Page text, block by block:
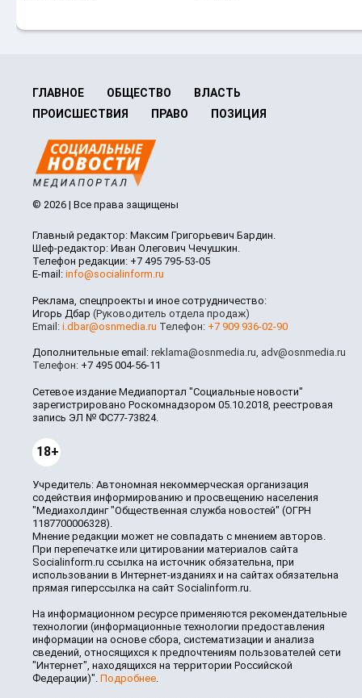
ГЛАВНОЕ ОБЩЕСТВО
ВЛАСТЬ
ПРОИСШЕСТВИЯ
ПРАВО ПОЗИЦИЯ
© 2026 | Все права защищены
Главный редактор: Максим Григорьевич Бардин.
Шеф-редактор: Иван Олегович Чечушкин.
Телефон редакции: +7 495 795-53-05
E-mail: info@socialinform.ru
Реклама, спецпроекты и иное сотрудничество:
Игорь Дбар (Руководитель отдела продаж)
Email: i.dbar@osnmedia.ru Телефон: +7 909 936-02-90
Дополнительные email: reklama@osnmedia.ru, adv@osnmedia.ru
Телефон: +7 495 004-56-11
Сетевое издание Медиапортал "Социальные новости"
зарегистрировано Роскомнадзором 05.10.2018, реестровая
запись ЭЛ № ФС77-73824.
18+
Учредитель: Автономная некоммерческая организация
содействия информированию и просвещению населения
"Медиахолдинг "Общественная служба новостей" (ОГРН
1187700006328).
Мнение редакции может не совпадать с мнением авторов.
При перепечатке или цитировании материалов сайта
Socialinform.ru ссылка на источник обязательна, при
использовании в Интернет-изданиях и на сайтах обязательна
прямая гиперссылка на сайт Socialinform.ru.
На информационном ресурсе применяются рекомендательные
технологии (информационные технологии предоставления
информации на основе сбора, систематизации и анализа
сведений, относящихся к предпочтениям пользователей сети
"Интернет", находящихся на территории Российской
Федерации)". Подробнее.